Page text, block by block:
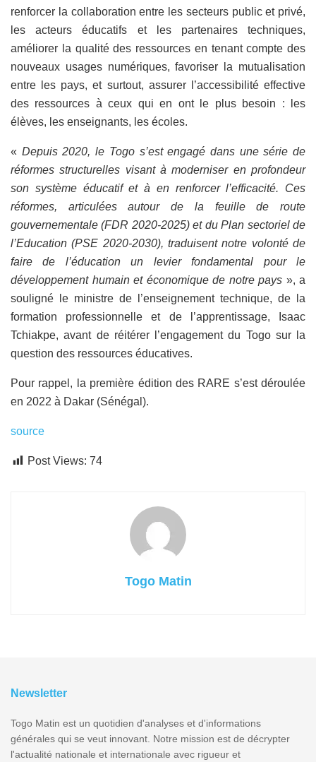
renforcer la collaboration entre les secteurs public et privé,
les acteurs éducatifs et les partenaires techniques,
améliorer la qualité des ressources en tenant compte des
nouveaux usages numériques, favoriser la mutualisation
entre les pays, et surtout, assurer l’accessibilité effective
des ressources à ceux qui en ont le plus besoin : les
élèves, les enseignants, les écoles.
« Depuis 2020, le Togo s’est engagé dans une série de
réformes structurelles visant à moderniser en profondeur
son système éducatif et à en renforcer l’efficacité. Ces
réformes, articulées autour de la feuille de route
gouvernementale (FDR 2020-2025) et du Plan sectoriel de
l’Education (PSE 2020-2030), traduisent notre volonté de
faire de l’éducation un levier fondamental pour le
développement humain et économique de notre pays », a
souligné le ministre de l’enseignement technique, de la
formation professionnelle et de l’apprentissage, Isaac
Tchiakpe, avant de réitérer l’engagement du Togo sur la
question des ressources éducatives.
Pour rappel, la première édition des RARE s’est déroulée
en 2022 à Dakar (Sénégal).
source
Post Views: 74
Togo Matin
Newsletter
Togo Matin est un quotidien d'analyses et d'informations
générales qui se veut innovant. Notre mission est de décrypter
l'actualité nationale et internationale avec rigueur et